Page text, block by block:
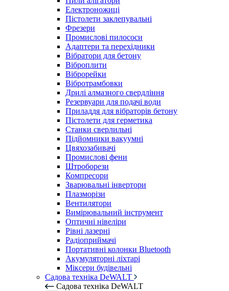
Електроножиці
Пістолети заклепувальні
Фрезери
Промислові пилососи
Адаптери та перехідники
Вібратори для бетону
Віброплити
Віброрейки
Вібротрамбовки
Дрилі алмазного свердління
Резервуари для подачі води
Приладдя для вібраторів бетону
Пістолети для герметика
Станки сверлильні
Підйомники вакуумні
Цвяхозабивачі
Промислові фени
Штроборези
Компресори
Зварювальні інвертори
Плазморізи
Вентилятори
Вимірювальний інструмент
Оптичні нівеліри
Рівні лазерні
Радіоприймачі
Портативні колонки Bluetooth
Акумуляторні ліхтарі
Міксери будівельні
Садова техніка DeWALT
Садова техніка DeWALT